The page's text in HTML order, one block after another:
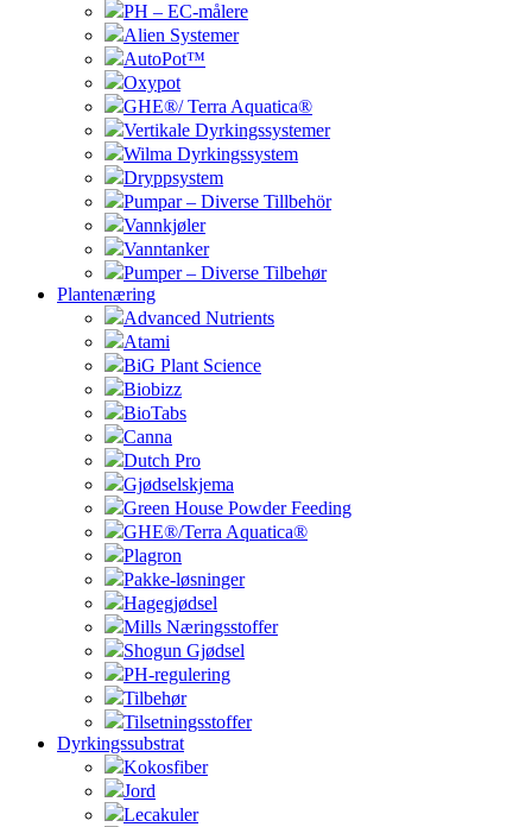
PH – EC-målere
Alien Systemer
AutoPot™
Oxypot
GHE®/ Terra Aquatica®
Vertikale Dyrkingssystemer
Wilma Dyrkingssystem
Dryppsystem
Pumpar – Diverse Tillbehör
Vannkjøler
Vanntanker
Pumper – Diverse Tilbehør
Plantenæring
Advanced Nutrients
Atami
BiG Plant Science
Biobizz
BioTabs
Canna
Dutch Pro
Gjødselskjema
Green House Powder Feeding
GHE®/Terra Aquatica®
Plagron
Pakke-løsninger
Hagegjødsel
Mills Næringsstoffer
Shogun Gjødsel
PH-regulering
Tilbehør
Tilsetningsstoffer
Dyrkingssubstrat
Kokosfiber
Jord
Lecakuler